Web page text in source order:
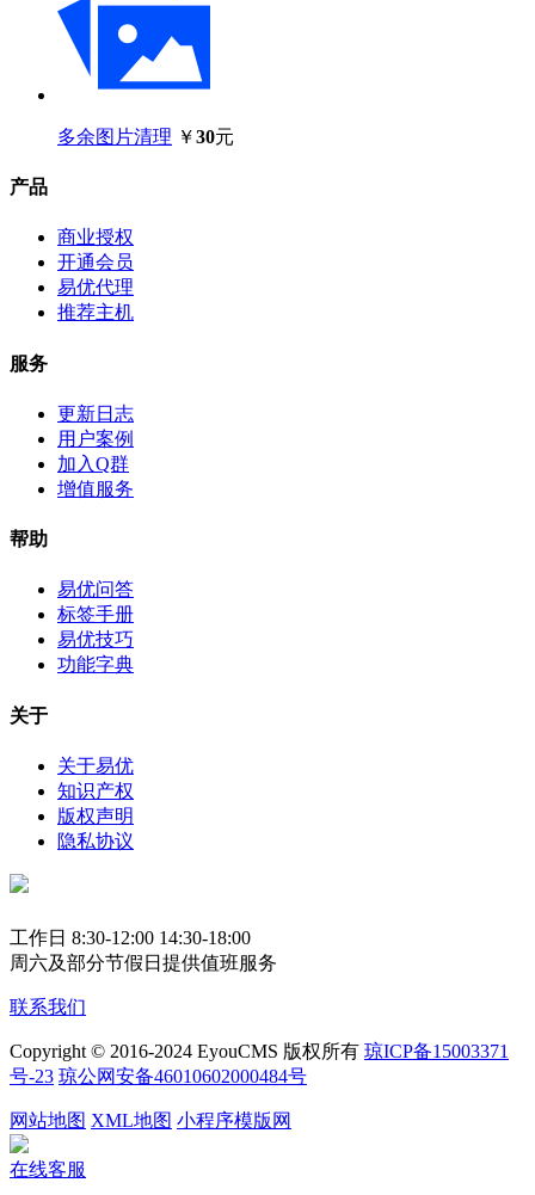
多余图片清理 ￥30元
产品
商业授权
开通会员
易优代理
推荐主机
服务
更新日志
用户案例
加入Q群
增值服务
帮助
易优问答
标签手册
易优技巧
功能字典
关于
关于易优
知识产权
版权声明
隐私协议
工作日 8:30-12:00 14:30-18:00
周六及部分节假日提供值班服务
联系我们
Copyright © 2016-2024 EyouCMS 版权所有 琼ICP备15003371
号-23 琼公网安备46010602000484号
网站地图 XML地图 小程序模版网
在线客服